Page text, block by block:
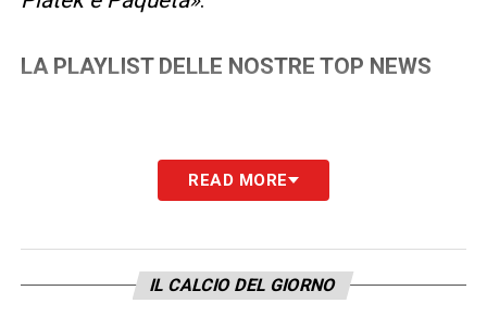
LA PLAYLIST DELLE NOSTRE TOP NEWS
READ MORE
IL CALCIO DEL GIORNO